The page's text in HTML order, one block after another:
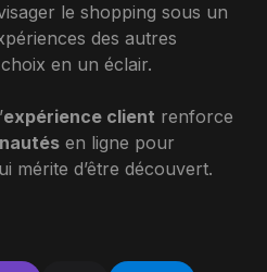
le shopping sous un
des autres
en un éclair.
expérience client renforce
en ligne pour
mérite d’être découvert.